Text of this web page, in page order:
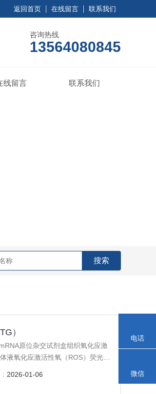
返回首页 在线留言 联系我们
咨询热线
13564080845
线留言 联系我们
）
原位杂交试剂盒组织氧化应激
液氧化应激活性氧（ROS）荧光测
2026-01-06
电话
微信